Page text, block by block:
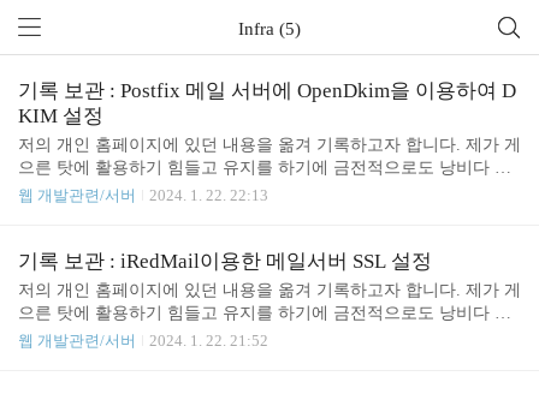
Infra (5)
기록 보관 : Postfix 메일 서버에 OpenDkim을 이용하여 D
KIM 설정
저의 개인 홈페이지에 있던 내용을 옮겨 기록하고자 합니다. 제가 게
으른 탓에 활용하기 힘들고 유지를 하기에 금전적으로도 낭비다 생
각되어 님길 것은 남기고, 버릴 것은 버리고 사이트를 없에기 위함입
문제가 있다. 우선 키 길이가 2048비트로 DNSZI에서는 1024비트만
지원하여 사용할 수 없고, iRedMail 설치시 기본으로 설치되는 amavi
sd는 2048비트의 키만을 지원한다. 그리고 도메인 단위로 DKIM 설
이용하여 1024비트의 도메인 단위로 DKIM 설정을 하기로 했다. 여
웹 개발관련/서버 2024. 1. 22. 22:13
기록 보관 : iRedMail이용한 메일서버 SSL 설정
저의 개인 홈페이지에 있던 내용을 옮겨 기록하고자 합니다. 제가 게
으른 탓에 활용하기 힘들고 유지를 하기에 금전적으로도 낭비다 생
각되어 님길 것은 남기고, 버릴 것은 버리고 사이트를 없에기 위함입
웹 개발관련/서버 2024. 1. 22. 21:52